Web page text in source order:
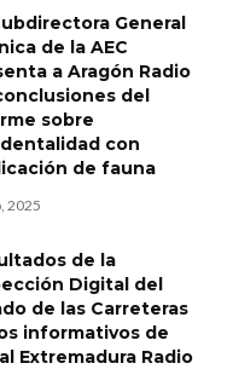
General
de la AEC
a Aragón Radio
del
sobre
con
de fauna
2025
de la
Digital del
de las Carreteras
informativos de
Extremadura Radio